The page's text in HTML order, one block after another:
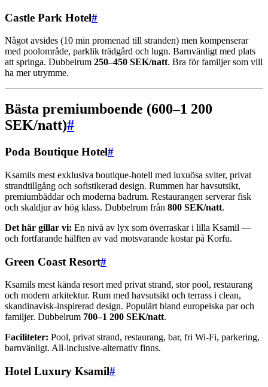
Castle Park Hotel#
Något avsides (10 min promenad till stranden) men kompenserar
med poolområde, parklik trädgård och lugn. Barnvänligt med plats
att springa. Dubbelrum 250–450 SEK/natt. Bra för familjer som vill
ha mer utrymme.
Bästa premiumboende (600–1 200
SEK/natt)#
Poda Boutique Hotel#
Ksamils mest exklusiva boutique-hotell med luxuösa sviter, privat
strandtillgång och sofistikerad design. Rummen har havsutsikt,
premiumbäddar och moderna badrum. Restaurangen serverar fisk
och skaldjur av hög klass. Dubbelrum från 800 SEK/natt.
Det här gillar vi: En nivå av lyx som överraskar i lilla Ksamil —
och fortfarande hälften av vad motsvarande kostar på Korfu.
Green Coast Resort#
Ksamils mest kända resort med privat strand, stor pool, restaurang
och modern arkitektur. Rum med havsutsikt och terrass i clean,
skandinavisk-inspirerad design. Populärt bland europeiska par och
familjer. Dubbelrum 700–1 200 SEK/natt.
Faciliteter: Pool, privat strand, restaurang, bar, fri Wi-Fi, parkering,
barnvänligt. All-inclusive-alternativ finns.
Hotel Luxury Ksamil#